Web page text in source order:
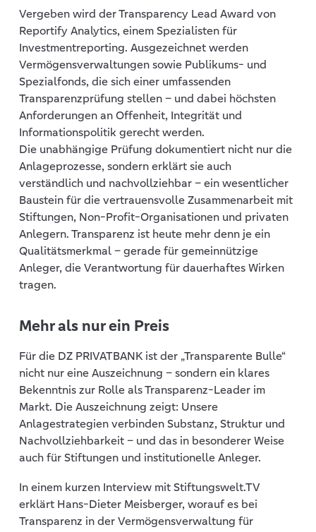
Vergeben wird der Transparency Lead Award von
Reportify Analytics, einem Spezialisten für
Investmentreporting. Ausgezeichnet werden
Vermögensverwaltungen sowie Publikums- und
Spezialfonds, die sich einer umfassenden
Transparenzprüfung stellen – und dabei höchsten
Anforderungen an Offenheit, Integrität und
Informationspolitik gerecht werden.
Die unabhängige Prüfung dokumentiert nicht nur die
Anlageprozesse, sondern erklärt sie auch
verständlich und nachvollziehbar – ein wesentlicher
Baustein für die vertrauensvolle Zusammenarbeit mit
Stiftungen, Non-Profit-Organisationen und privaten
Anlegern. Transparenz ist heute mehr denn je ein
Qualitätsmerkmal – gerade für gemeinnützige
Anleger, die Verantwortung für dauerhaftes Wirken
tragen.
Mehr als nur ein Preis
Für die DZ PRIVATBANK ist der „Transparente Bulle“
nicht nur eine Auszeichnung – sondern ein klares
Bekenntnis zur Rolle als Transparenz-Leader im
Markt. Die Auszeichnung zeigt: Unsere
Anlagestrategien verbinden Substanz, Struktur und
Nachvollziehbarkeit – und das in besonderer Weise
auch für Stiftungen und institutionelle Anleger.
In einem kurzen Interview mit Stiftungswelt.TV
erklärt Hans-Dieter Meisberger, worauf es bei
Transparenz in der Vermögensverwaltung für